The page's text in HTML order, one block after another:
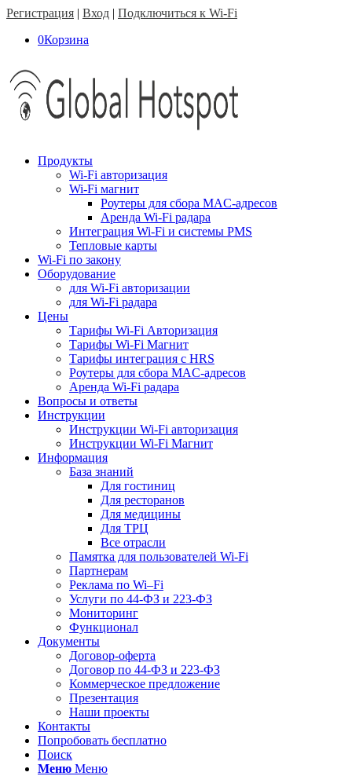
Регистрация | Вход | Подключиться к Wi-Fi
0Корзина
Продукты
Wi-Fi авторизация
Wi-Fi магнит
Роутеры для сбора MAC-адресов
Аренда Wi-Fi радара
Интеграция Wi-Fi и системы PMS
Тепловые карты
Wi-Fi по закону
Оборудование
для Wi-Fi авторизации
для Wi-Fi радара
Цены
Тарифы Wi-Fi Авторизация
Тарифы Wi-Fi Магнит
Тарифы интеграция с HRS
Роутеры для сбора MAC-адресов
Аренда Wi-Fi радара
Вопросы и ответы
Инструкции
Инструкции Wi-Fi авторизация
Инструкции Wi-Fi Магнит
Информация
База знаний
Для гостиниц
Для ресторанов
Для медицины
Для ТРЦ
Все отрасли
Памятка для пользователей Wi-Fi
Партнерам
Реклама по Wi–Fi
Услуги по 44-ФЗ и 223-ФЗ
Мониторинг
Функционал
Документы
Договор-оферта
Договор по 44-ФЗ и 223-ФЗ
Коммерческое предложение
Презентация
Наши проекты
Контакты
Попробовать бесплатно
Поиск
Меню Меню